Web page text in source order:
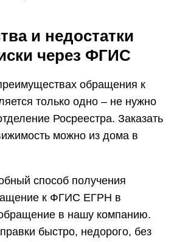
и недостатки
через ФГИС
обращения к
только одно – не нужно
Росреестра. Заказать
можно из дома в
способ получения
к ФГИС ЕГРН в
в нашу компанию.
быстро, недорого, без